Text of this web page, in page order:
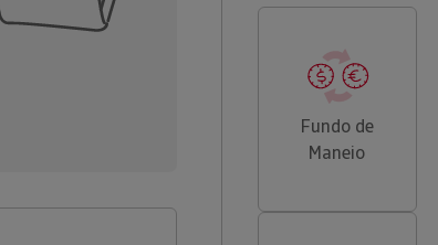
Fundo de
Maneio